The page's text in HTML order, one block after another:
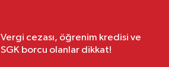
Vergi cezası, öğrenim kredisi ve
SGK borcu olanlar dikkat!